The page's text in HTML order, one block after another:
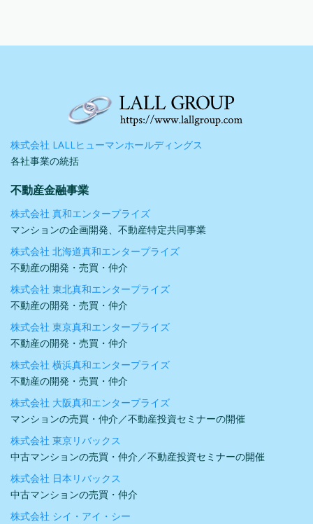
株式会社 LALLヒューマンホールディングス
各社事業の統括
不動産金融事業
株式会社 真和エンタープライズ
マンションの企画開発、不動産特定共同事業
株式会社 北海道真和エンタープライズ
不動産の開発・売買・仲介
株式会社 東北真和エンタープライズ
不動産の開発・売買・仲介
株式会社 東京真和エンタープライズ
不動産の開発・売買・仲介
株式会社 横浜真和エンタープライズ
不動産の開発・売買・仲介
株式会社 大阪真和エンタープライズ
マンションの売買・仲介／不動産投資セミナーの開催
株式会社 東京リバックス
中古マンションの売買・仲介／不動産投資セミナーの開催
株式会社 日本リバックス
中古マンションの売買・仲介
株式会社 シイ・アイ・シー